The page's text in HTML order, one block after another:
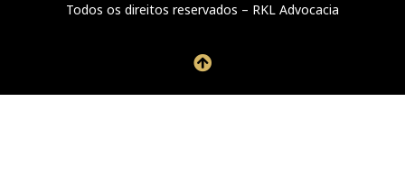
Todos os direitos reservados – RKL Advocacia